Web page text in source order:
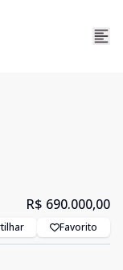
R$ 690.000,00
Favorito